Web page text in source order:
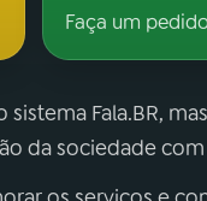
Faça um
Fala.BR,
da sociedade